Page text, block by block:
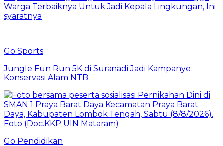
Warga Terbaiknya Untuk Jadi Kepala Lingkungan, Ini
syaratnya
Go Sports
Jungle Fun Run 5K di Suranadi Jadi Kampanye
Konservasi Alam NTB
Go Pendidikan